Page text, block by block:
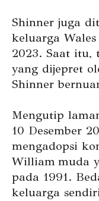
Shinner juga
keluarga
2023. Saat itu,
yang dijepret
Shinner
Mengutip
10 Desember
mengadopsi
William muda
pada 1991.
keluarga